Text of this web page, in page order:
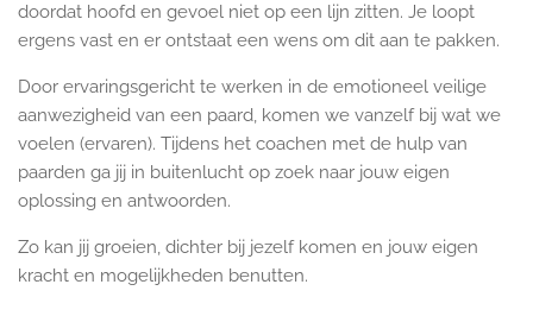
doordat hoofd en gevoel niet op een lijn zitten. Je loopt
ergens vast en er ontstaat een wens om dit aan te pakken.
Door ervaringsgericht te werken in de emotioneel veilige
aanwezigheid van een paard, komen we vanzelf bij wat we
voelen (ervaren). Tijdens het coachen met de hulp van
paarden ga jij in buitenlucht op zoek naar jouw eigen
oplossing en antwoorden.
Zo kan jij groeien, dichter bij jezelf komen en jouw eigen
kracht en mogelijkheden benutten.